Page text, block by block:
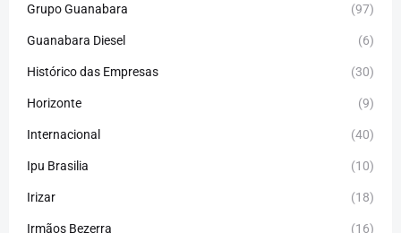
Grupo Guanabara (97)
Guanabara Diesel (6)
Histórico das Empresas (30)
Horizonte (9)
Internacional (40)
Ipu Brasilia (10)
Irizar (18)
Irmãos Bezerra (16)